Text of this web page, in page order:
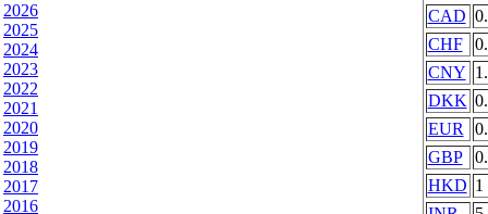
2026
2025
2024
2023
2022
2021
2020
2019
2018
2017
2016
CAD
CHF
CNY
DKK
EUR
GBP
HKD 1